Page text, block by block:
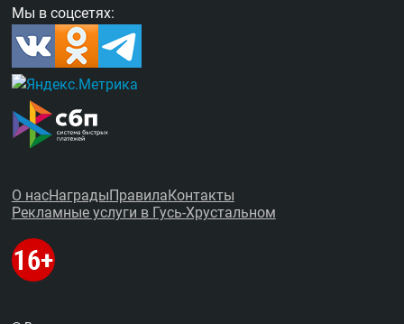
Мы в соцсетях:
О насНаградыПравилаКонтакты
Рекламные услуги в Гусь-Хрустальном